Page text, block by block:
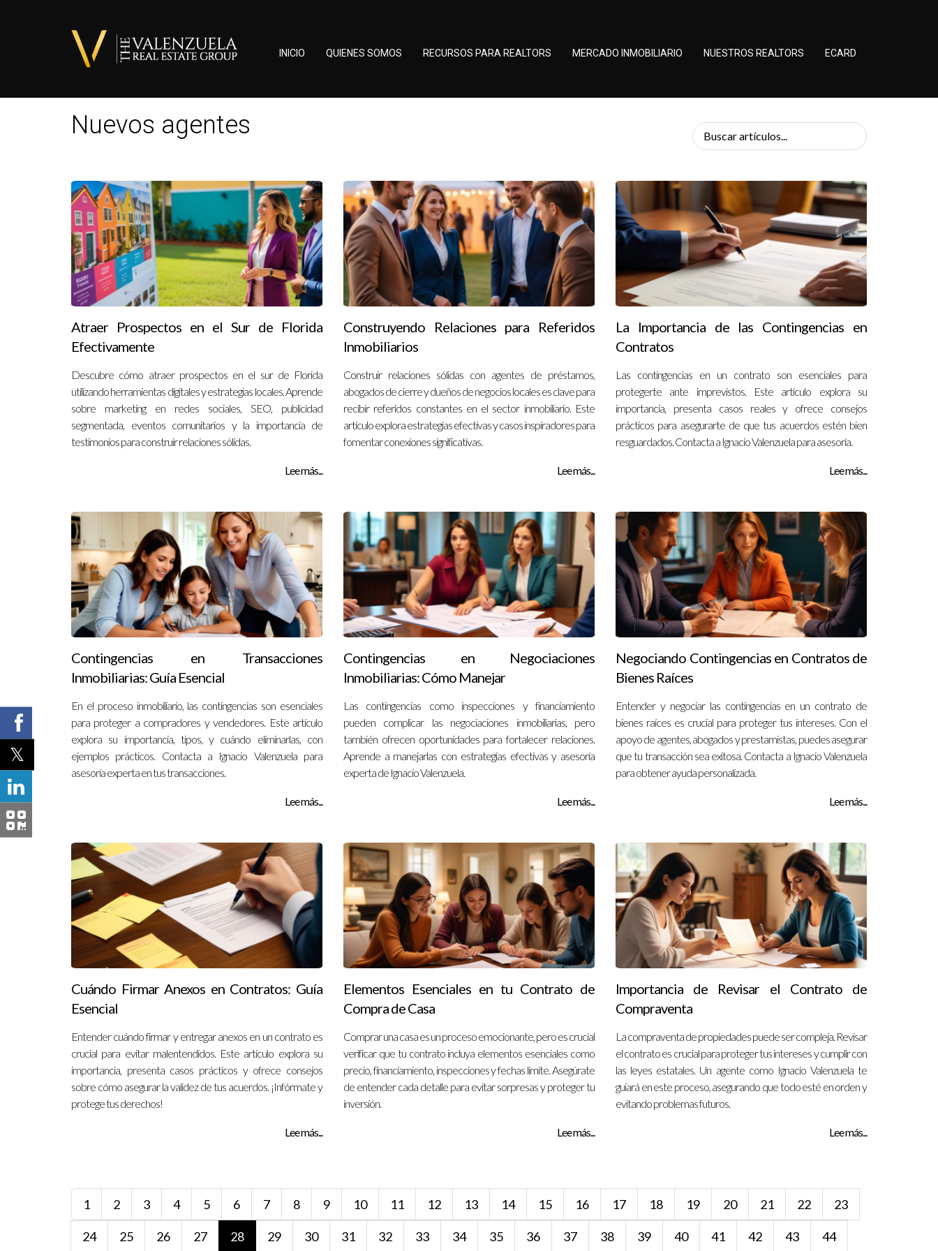
INICIO QUIENES SOMOS RECURSOS PARA REALTORS MERCADO INMOBILIARIO NUESTROS REALTORS ECARD
Nuevos agentes
Atraer Prospectos en el Sur de Florida
Efectivamente
Descubre cómo atraer prospectos en el sur de Florida
utilizando herramientas digitales y estrategias locales. Aprende
sobre marketing en redes sociales, SEO, publicidad
segmentada, eventos comunitarios y la importancia de
testimonios para construir relaciones sólidas.
Lee más...
Construyendo Relaciones para Referidos
Inmobiliarios
Construir relaciones sólidas con agentes de préstamos,
abogados de cierre y dueños de negocios locales es clave para
recibir referidos constantes en el sector inmobiliario. Este
artículo explora estrategias efectivas y casos inspiradores para
fomentar conexiones significativas.
Lee más...
La Importancia de las Contingencias en
Contratos
Las contingencias en un contrato son esenciales para
protegerte ante imprevistos. Este artículo explora su
importancia, presenta casos reales y ofrece consejos
prácticos para asegurarte de que tus acuerdos estén bien
resguardados. Contacta a Ignacio Valenzuela para asesoría.
Lee más...
Contingencias en Transacciones
Inmobiliarias: Guía Esencial
En el proceso inmobiliario, las contingencias son esenciales
para proteger a compradores y vendedores. Este artículo
explora su importancia, tipos, y cuándo eliminarlas, con
ejemplos prácticos. Contacta a Ignacio Valenzuela para
asesoría experta en tus transacciones.
Lee más...
Contingencias en Negociaciones
Inmobiliarias: Cómo Manejar
Las contingencias como inspecciones y financiamiento
pueden complicar las negociaciones inmobiliarias, pero
también ofrecen oportunidades para fortalecer relaciones.
Aprende a manejarlas con estrategias efectivas y asesoría
experta de Ignacio Valenzuela.
Lee más...
Negociando Contingencias en Contratos de
Bienes Raíces
Entender y negociar las contingencias en un contrato de
bienes raíces es crucial para proteger tus intereses. Con el
apoyo de agentes, abogados y prestamistas, puedes asegurar
que tu transacción sea exitosa. Contacta a Ignacio Valenzuela
para obtener ayuda personalizada.
Lee más...
Cuándo Firmar Anexos en Contratos: Guía
Esencial
Entender cuándo firmar y entregar anexos en un contrato es
crucial para evitar malentendidos. Este artículo explora su
importancia, presenta casos prácticos y ofrece consejos
sobre cómo asegurar la validez de tus acuerdos. ¡Infórmate y
protege tus derechos!
Lee más...
Elementos Esenciales en tu Contrato de
Compra de Casa
Comprar una casa es un proceso emocionante, pero es crucial
verificar que tu contrato incluya elementos esenciales como
precio, financiamiento, inspecciones y fechas límite. Asegúrate
de entender cada detalle para evitar sorpresas y proteger tu
inversión.
Lee más...
Importancia de Revisar el Contrato de
Compraventa
La compraventa de propiedades puede ser compleja. Revisar
el contrato es crucial para proteger tus intereses y cumplir con
las leyes estatales. Un agente como Ignacio Valenzuela te
guiará en este proceso, asegurando que todo esté en orden y
evitando problemas futuros.
Lee más...
1 2 3 4 5 6 7 8 9 10 11 12 13 14 15 16 17 18 19 20 21 22 23
24 25 26 27 28 29 30 31 32 33 34 35 36 37 38 39 40 41 42 43 44